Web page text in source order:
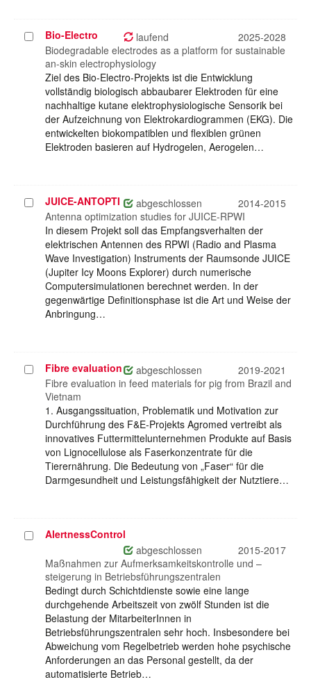
Projekt
auswählen
Bio-Electro laufend
2025-2028
Biodegradable electrodes as a platform for sustainable
an-skin electrophysiology
Ziel des Bio-Electro-Projekts ist die Entwicklung
vollständig biologisch abbaubarer Elektroden für eine
nachhaltige kutane elektrophysiologische Sensorik bei
der Aufzeichnung von Elektrokardiogrammen (EKG). Die
entwickelten biokompatiblen und flexiblen grünen
Elektroden basieren auf Hydrogelen, Aerogelen…
Projekt
auswählen
JUICE-ANTOPTI abgeschlossen
2014-2015
Antenna optimization studies for JUICE-RPWI
In diesem Projekt soll das Empfangsverhalten der
elektrischen Antennen des RPWI (Radio and Plasma
Wave Investigation) Instruments der Raumsonde JUICE
(Jupiter Icy Moons Explorer) durch numerische
Computersimulationen berechnet werden. In der
gegenwärtige Definitionsphase ist die Art und Weise der
Anbringung…
Projekt
auswählen
Fibre evaluation abgeschlossen
2019-2021
Fibre evaluation in feed materials for pig from Brazil and
Vietnam
1. Ausgangssituation, Problematik und Motivation zur
Durchführung des F&E-Projekts Agromed vertreibt als
innovatives Futtermittelunternehmen Produkte auf Basis
von Lignocellulose als Faserkonzentrate für die
Tierernährung. Die Bedeutung von „Faser“ für die
Darmgesundheit und Leistungsfähigkeit der Nutztiere…
ProjektAlertnessControl
abgeschlossen
2015-2017
Maßnahmen zur Aufmerksamkeitskontrolle und –
steigerung in Betriebsführungszentralen
Bedingt durch Schichtdienste sowie eine lange
durchgehende Arbeitszeit von zwölf Stunden ist die
Belastung der MitarbeiterInnen in
Betriebsführungszentralen sehr hoch. Insbesondere bei
Abweichung vom Regelbetrieb werden hohe psychische
Anforderungen an das Personal gestellt, da der
automatisierte Betrieb…